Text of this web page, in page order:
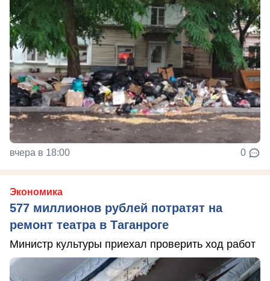
вчера в 18:00 0
Экономика
577 миллионов рублей потратят на
ремонт театра в Таганроге
Министр культуры приехал проверить ход работ